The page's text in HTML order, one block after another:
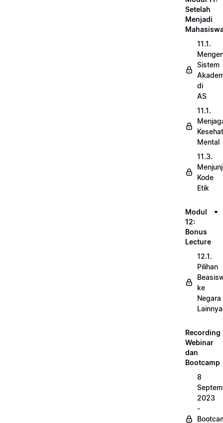
Setelah
Menjadi
11.1.
Sistem
di
AS
11.1.
Mental
11.3.
Kode
Etik
Modul
12:
Bonus
Lecture
12.1.
Pilihan
ke
Negara
Lainnya
Recording
Webinar
dan
Bootcamp
8
2023
-